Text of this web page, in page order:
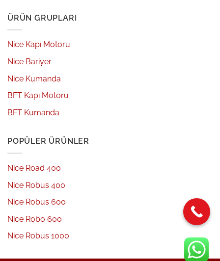
ÜRÜN GRUPLARI
Nice Kapı Motoru
Nice Bariyer
Nice Kumanda
BFT Kapı Motoru
BFT Kumanda
POPÜLER ÜRÜNLER
Nice Road 400
Nice Robus 400
Nice Robus 600
Nice Robo 600
Nice Robus 1000